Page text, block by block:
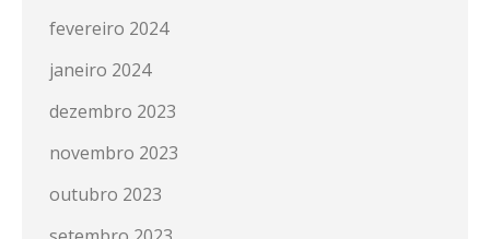
fevereiro 2024
janeiro 2024
dezembro 2023
novembro 2023
outubro 2023